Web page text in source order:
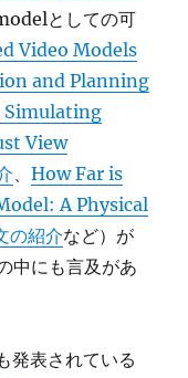
としての可
Video Models
and Planning
Simulating
View
、How Far is
A Physical
の紹介など）が
中にも言及があ
表されている